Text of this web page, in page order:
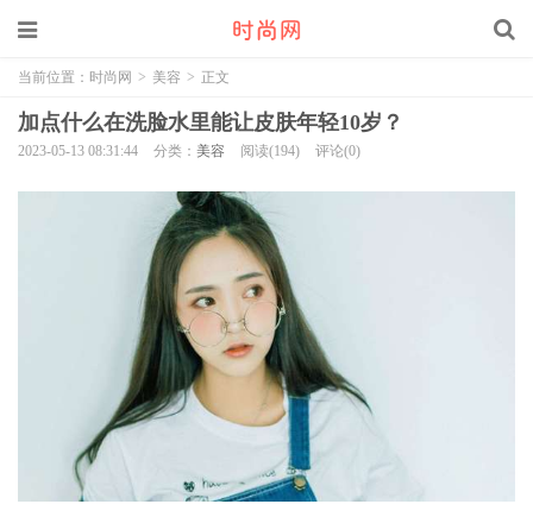
当前位置： 时尚网 > 美容 > 正文
加点什么在洗脸水里能让皮肤年轻10岁？
2023-05-13 08:31:44 分类： 美容 阅读(194) 评论(0)